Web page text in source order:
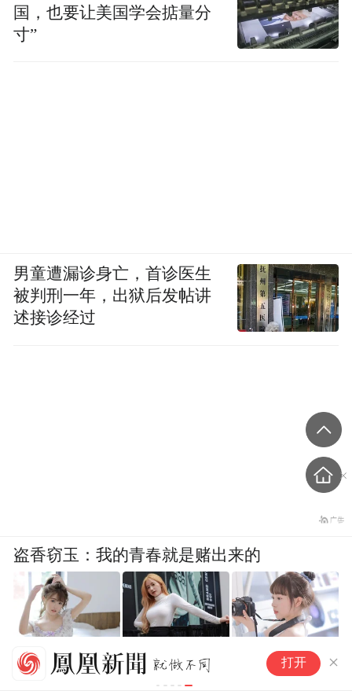
打开
国，也要让美国学会掂量分
寸”
男童遭漏诊身亡，首诊医生
被判刑一年，出狱后发帖讲
述接诊经过
盗香窃玉：我的青春就是赌出来的
爽文